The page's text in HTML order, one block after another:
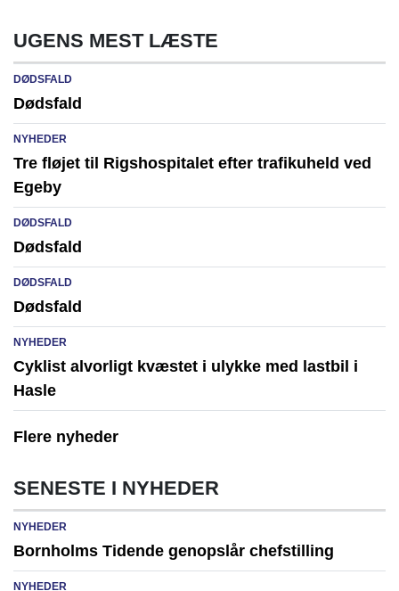
UGENS MEST LÆSTE
DØDSFALD
Dødsfald
NYHEDER
Tre fløjet til Rigshospitalet efter trafikuheld ved
Egeby
DØDSFALD
Dødsfald
DØDSFALD
Dødsfald
NYHEDER
Cyklist alvorligt kvæstet i ulykke med lastbil i
Hasle
Flere nyheder
SENESTE I NYHEDER
NYHEDER
Bornholms Tidende genopslår chefstilling
NYHEDER